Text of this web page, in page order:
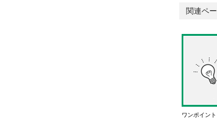
関連ペ
ワンポイン